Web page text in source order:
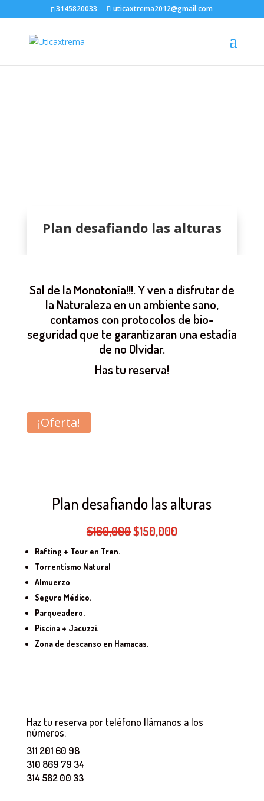
3145820033 uticaxtrema2012@gmail.com
Plan desafiando las alturas
Sal de la Monotonía!!!. Y ven a disfrutar de
la Naturaleza en un ambiente sano,
contamos con protocolos de bio-
seguridad que te garantizaran una estadía
de no Olvidar.
Has tu reserva!
¡Oferta!
Plan desafiando las alturas
$160,000El
$150,000El
Rafting + Tour en Tren.
Torrentismo Natural
Almuerzo
Seguro Médico.
Parqueadero.
Piscina + Jacuzzi.
Zona de descanso en Hamacas.
Haz tu reserva por teléfono llámanos a los
números:
311 201 60 98
310 869 79 34
314 582 00 33